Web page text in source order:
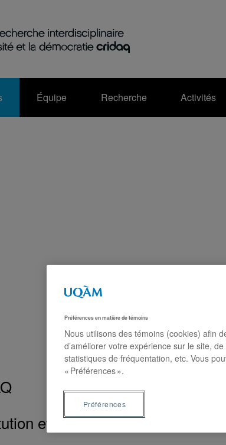
Équipe Recherche Activités
et nom
Préférences en matière de témoins
Nous utilisons des témoins (cookies) afin
d’améliorer votre expérience sur le site,
statistiques de fréquentation, etc. Vous
« Préférences ».
Préférences